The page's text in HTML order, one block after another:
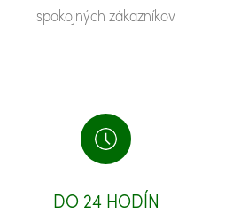
spokojných zákazníkov
DO 24 HODÍN